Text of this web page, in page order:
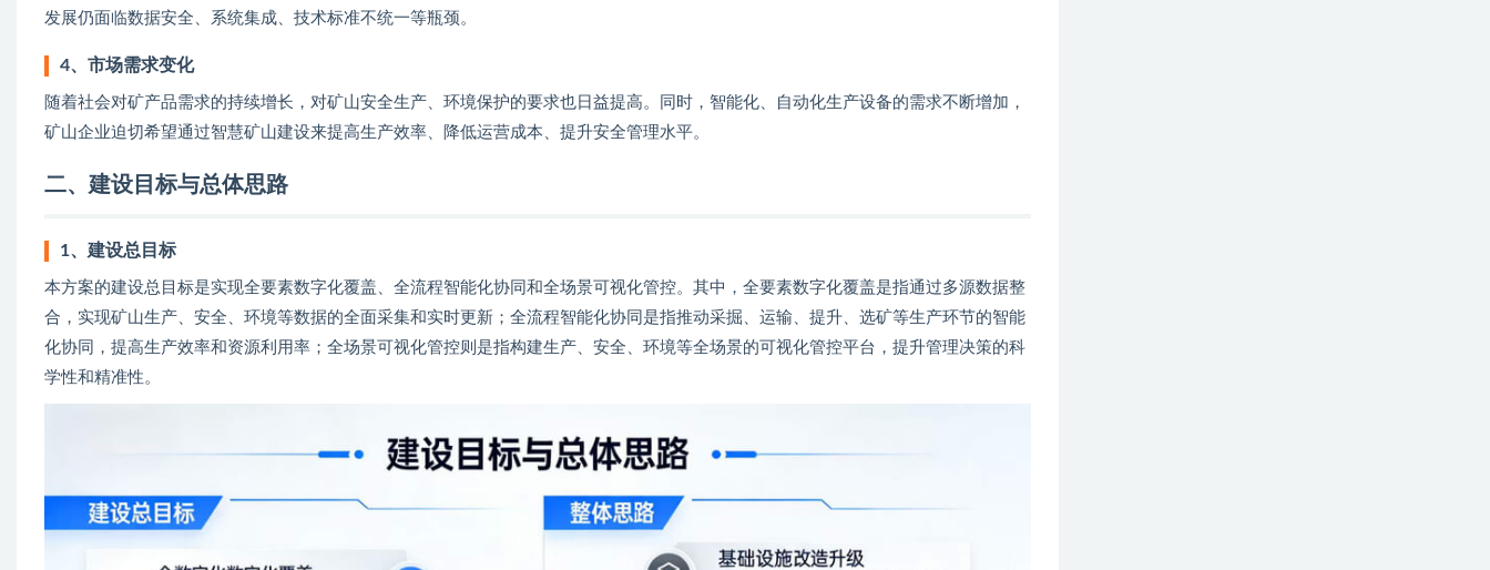
发展仍面临数据安全、系统集成、技术标准不统一等瓶颈。
4、市场需求变化
随着社会对矿产品需求的持续增长，对矿山安全生产、环境保护的要求也日益提高。同时，智能化、自动化生产设备的需求不断增加，
矿山企业迫切希望通过智慧矿山建设来提高生产效率、降低运营成本、提升安全管理水平。
二、建设目标与总体思路
1、建设总目标
本方案的建设总目标是实现全要素数字化覆盖、全流程智能化协同和全场景可视化管控。其中，全要素数字化覆盖是指通过多源数据整
合，实现矿山生产、安全、环境等数据的全面采集和实时更新；全流程智能化协同是指推动采掘、运输、提升、选矿等生产环节的智能
化协同，提高生产效率和资源利用率；全场景可视化管控则是指构建生产、安全、环境等全场景的可视化管控平台，提升管理决策的科
学性和精准性。